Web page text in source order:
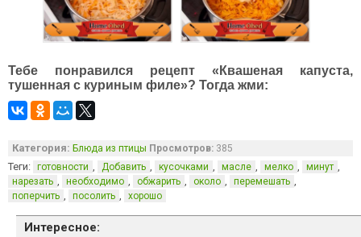
Тебе понравился рецепт «Квашеная капуста,
тушенная с куриным филе»? Тогда жми:
Категория: Блюда из птицы Просмотров: 385
Теги: готовности , Добавить , кусочками , масле , мелко , минут ,
нарезать , необходимо , обжарить , около , перемешать ,
поперчить , посолить , хорошо
Интересное: